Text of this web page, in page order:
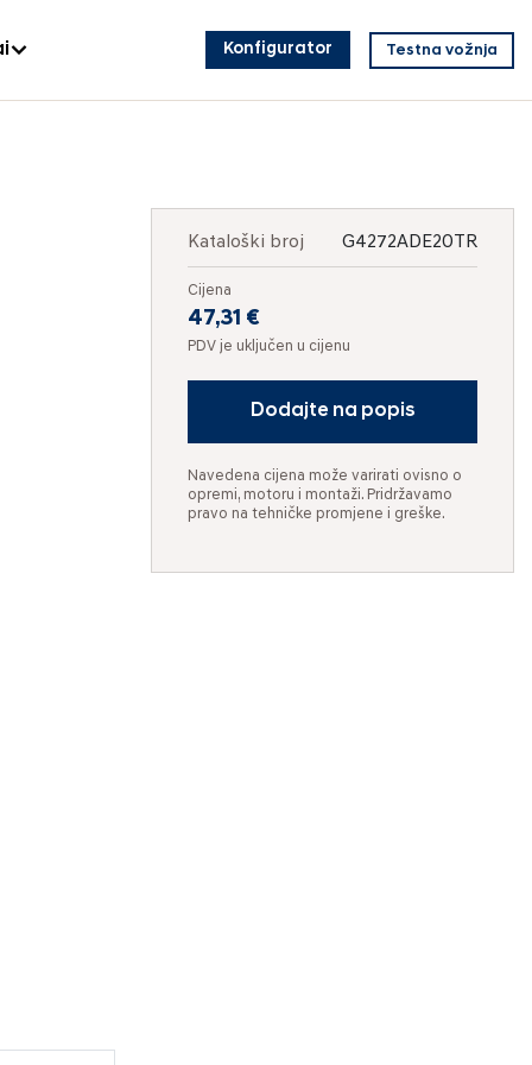
Konfigurator Testna vožnja
Kataloški broj G4272ADE20TR
Cijena
47,31 €
PDV je uključen u cijenu
Dodajte na popis
Navedena cijena može varirati ovisno o
opremi, motoru i montaži. Pridržavamo
pravo na tehničke promjene i greške.